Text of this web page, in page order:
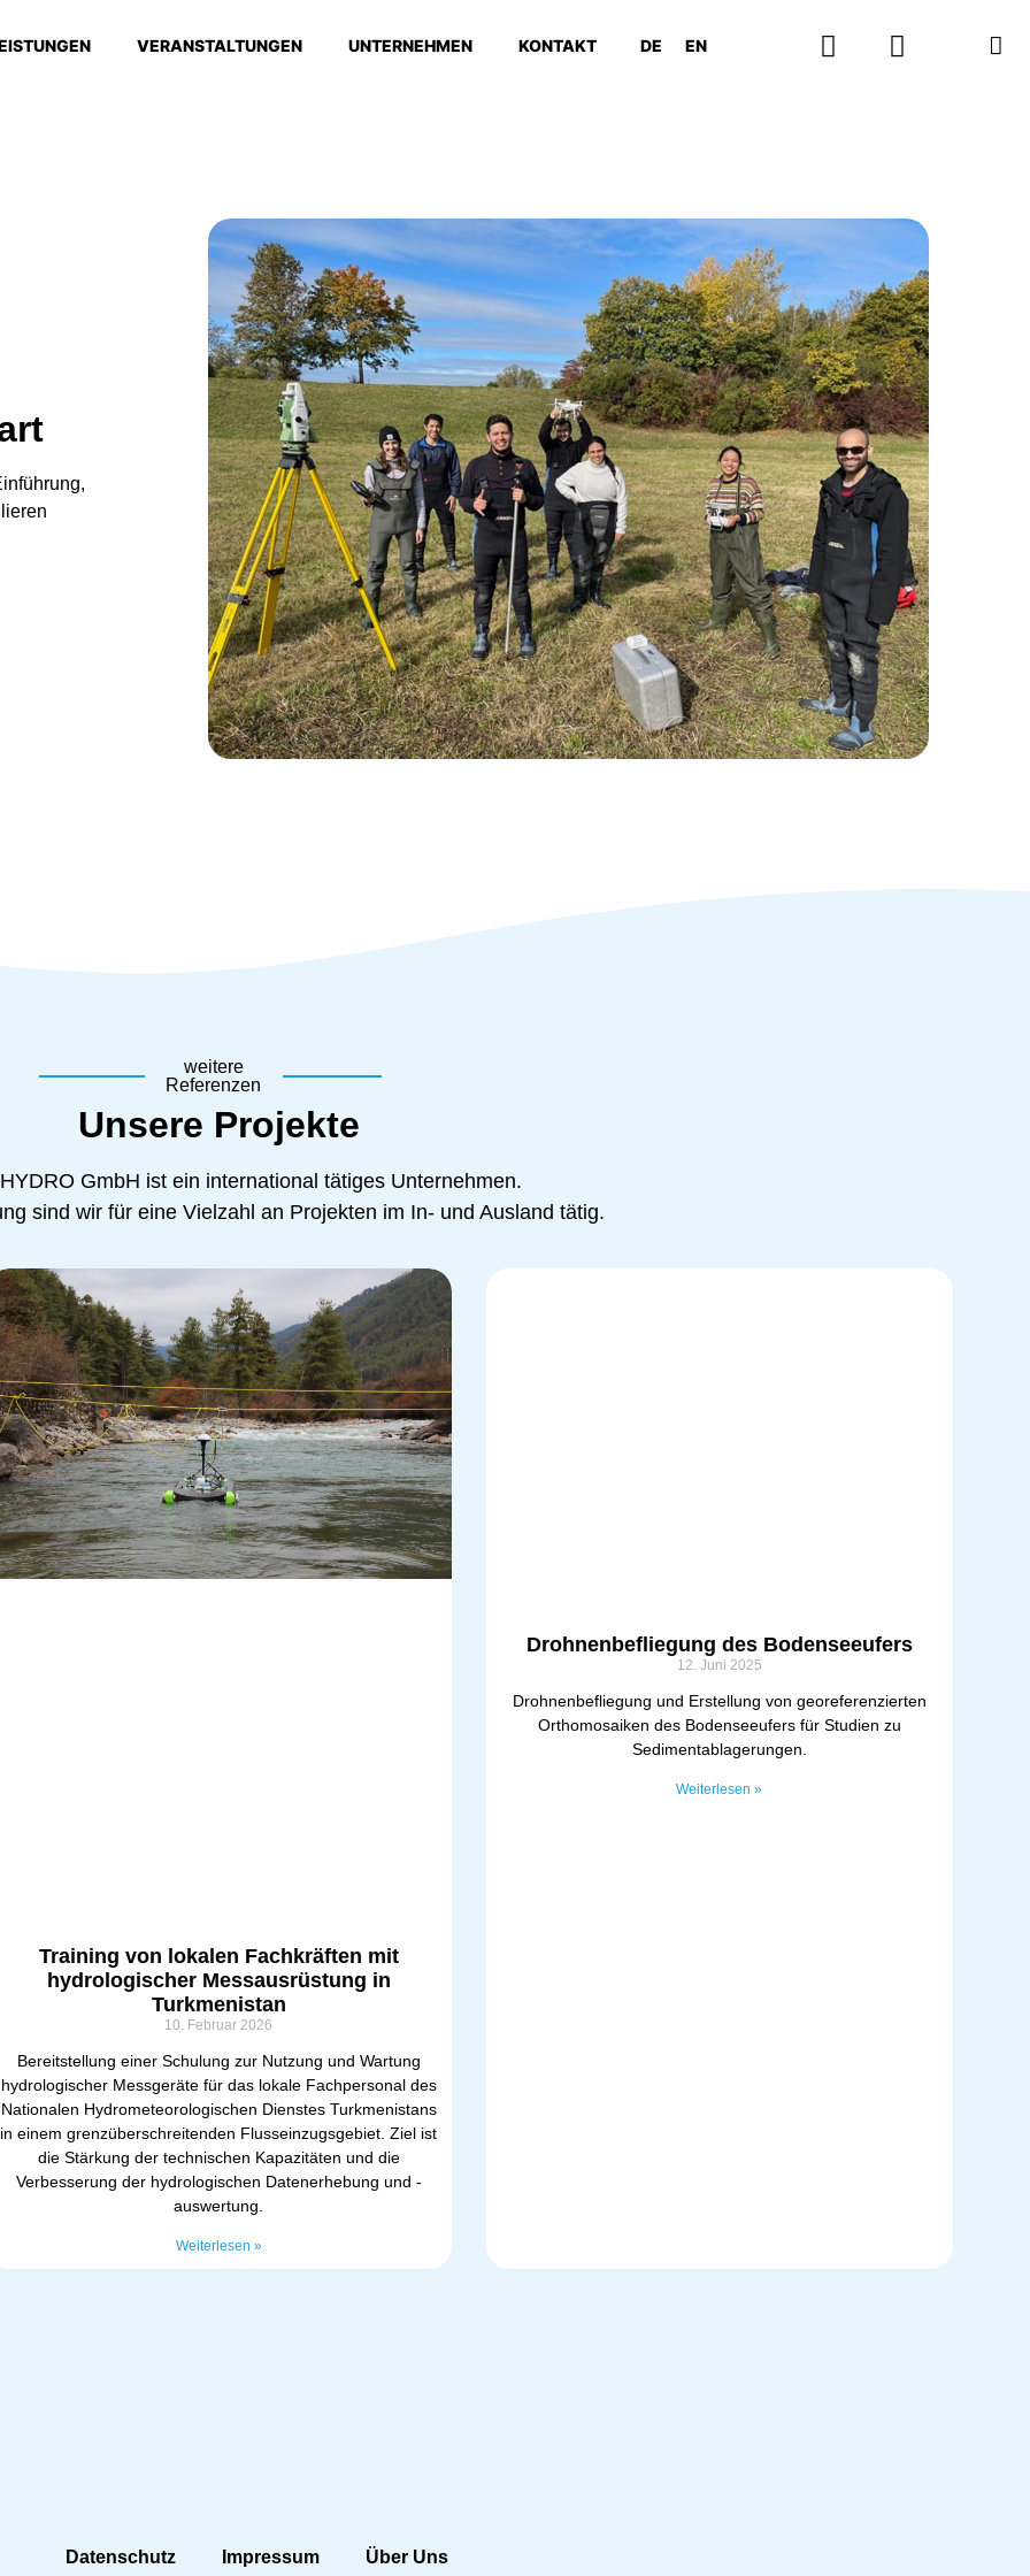
VERANSTALTUNGEN UNTERNEHMEN KONTAKT DE EN
weitere
Referenzen
Unsere Projekte
GmbH ist ein international tätiges Unternehmen.
sind wir für eine Vielzahl an Projekten im In- und Ausland tätig.
Training von lokalen Fachkräften mit
hydrologischer Messausrüstung in
Turkmenistan
10. Februar 2026
Bereitstellung einer Schulung zur Nutzung und Wartung
hydrologischer Messgeräte für das lokale Fachpersonal des
Nationalen Hydrometeorologischen Dienstes Turkmenistans
in einem grenzüberschreitenden Flusseinzugsgebiet. Ziel ist
die Stärkung der technischen Kapazitäten und die
Verbesserung der hydrologischen Datenerhebung und -
auswertung.
Weiterlesen »
Drohnenbefliegung des Bodenseeufers
12. Juni 2025
Drohnenbefliegung und Erstellung von georeferenzierten
Orthomosaiken des Bodenseeufers für Studien zu
Sedimentablagerungen.
Weiterlesen »
Datenschutz Impressum Über Uns